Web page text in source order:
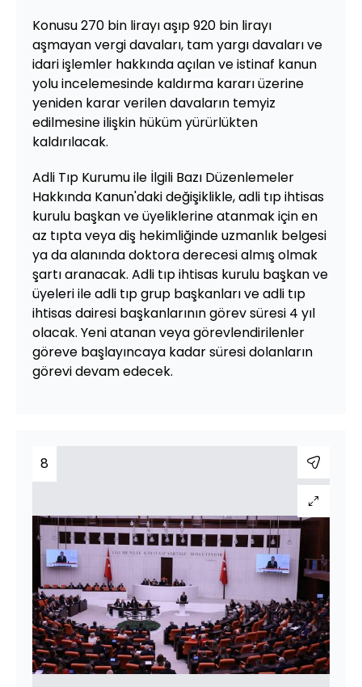
Konusu 270 bin lirayı aşıp 920 bin lirayı
aşmayan vergi davaları, tam yargı davaları ve
idari işlemler hakkında açılan ve istinaf kanun
yolu incelemesinde kaldırma kararı üzerine
yeniden karar verilen davaların temyiz
edilmesine ilişkin hüküm yürürlükten
kaldırılacak.
Adli Tıp Kurumu ile İlgili Bazı Düzenlemeler
Hakkında Kanun'daki değişiklikle, adli tıp ihtisas
kurulu başkan ve üyeliklerine atanmak için en
az tıpta veya diş hekimliğinde uzmanlık belgesi
ya da alanında doktora derecesi almış olmak
şartı aranacak. Adli tıp ihtisas kurulu başkan ve
üyeleri ile adli tıp grup başkanları ve adli tıp
ihtisas dairesi başkanlarının görev süresi 4 yıl
olacak. Yeni atanan veya görevlendirilenler
göreve başlayıncaya kadar süresi dolanların
görevi devam edecek.
8